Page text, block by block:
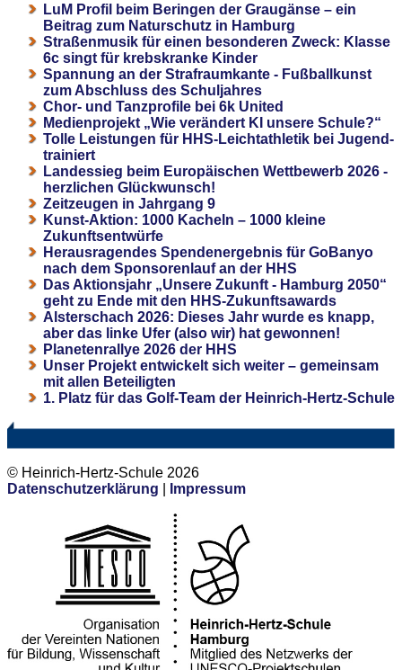
LuM Profil beim Beringen der Graugänse – ein
Beitrag zum Naturschutz in Hamburg
Straßenmusik für einen besonderen Zweck: Klasse
6c singt für krebskranke Kinder
Spannung an der Strafraumkante - Fußballkunst
zum Abschluss des Schuljahres
Chor- und Tanzprofile bei 6k United
Medienprojekt „Wie verändert KI unsere Schule?“
Tolle Leistungen für HHS-Leichtathletik bei Jugend-
trainiert
Landessieg beim Europäischen Wettbewerb 2026 -
herzlichen Glückwunsch!
Zeitzeugen in Jahrgang 9
Kunst-Aktion: 1000 Kacheln – 1000 kleine
Zukunftsentwürfe
Herausragendes Spendenergebnis für GoBanyo
nach dem Sponsorenlauf an der HHS
Das Aktionsjahr „Unsere Zukunft - Hamburg 2050“
geht zu Ende mit den HHS-Zukunftsawards
Alsterschach 2026: Dieses Jahr wurde es knapp,
aber das linke Ufer (also wir) hat gewonnen!
Planetenrallye 2026 der HHS
Unser Projekt entwickelt sich weiter – gemeinsam
mit allen Beteiligten
1. Platz für das Golf-Team der Heinrich-Hertz-Schule
© Heinrich-Hertz-Schule 2026
Datenschutzerklärung
Impressum